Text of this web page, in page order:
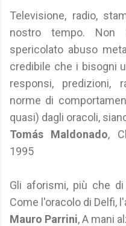
Televisione, radio,
nostro tempo.
spericolato abuso
credibile che i bisogni
responsi, predizioni,
norme di
quasi) dagli oracoli,
Tomás Maldonado,
1995
Gli aforismi, più che
Come l'oracolo di Delfi,
Mauro Parrini, A mani